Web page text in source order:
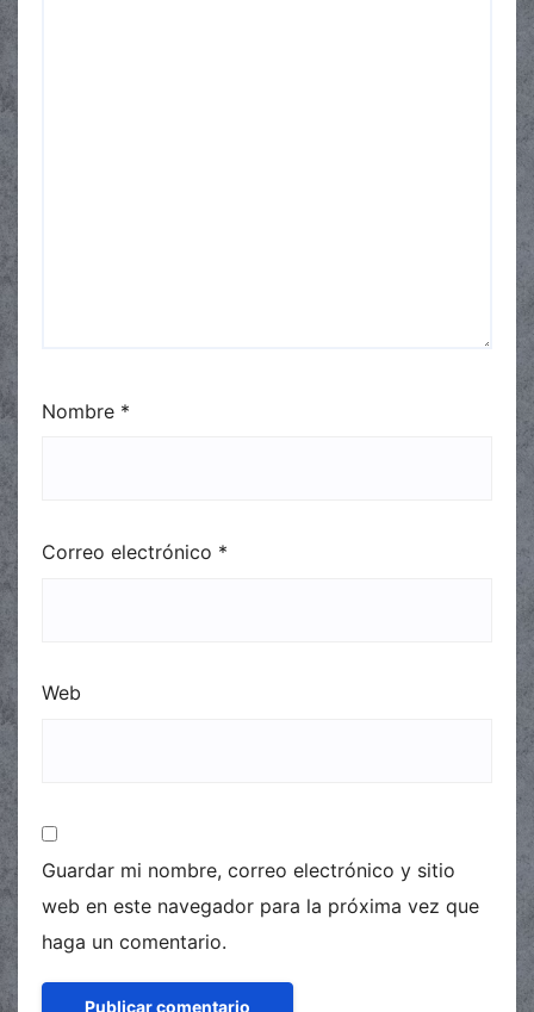
Nombre *
Correo electrónico *
Web
Guardar mi nombre, correo electrónico y sitio
web en este navegador para la próxima vez que
haga un comentario.